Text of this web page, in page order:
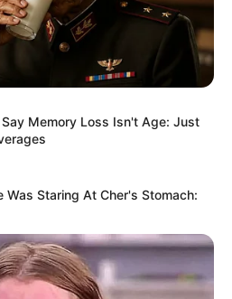
Epidemie! Über 1000
zum Opfer! Ein
erneut eine erschreckend
die WHO äußert Besorgnis -
Ausbreitung des Virus auf
fordert mehr als 1.000 Lebe
Memory Loss Isn't Age: Just
Was Staring At Cher's Stomach: